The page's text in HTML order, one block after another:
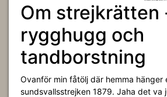
Om strejkrätten
rygghugg och
tandborstning
Ovanför min fåtölj där hemma hänger
sundsvallsstrejken 1879. Jaha det va